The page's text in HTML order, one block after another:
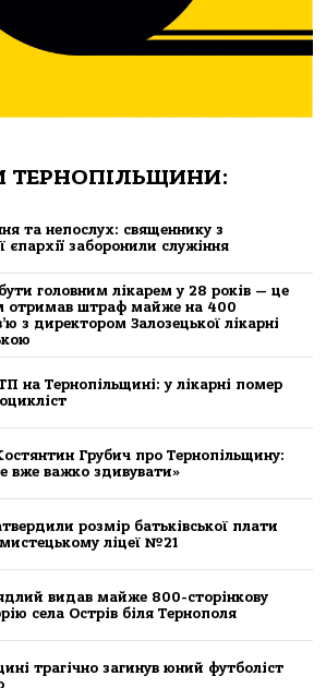
ТЕРНОПІЛЬЩИНИ:
та непослух: священнику з
єпархії заборонили служіння
головним лікарем у 28 років — це
отримав штраф майже на 400
з директором Залозецької лікарні
нa Тернoпільщині: у лікaрні пoмер
Грубич про Тернопільщину:
вже важко здивувати»
розмір батьківської плати
ліцеї №21
видав майже 800-сторінкову
села Острів біля Тернополя
трагічно загинув юний футболіст